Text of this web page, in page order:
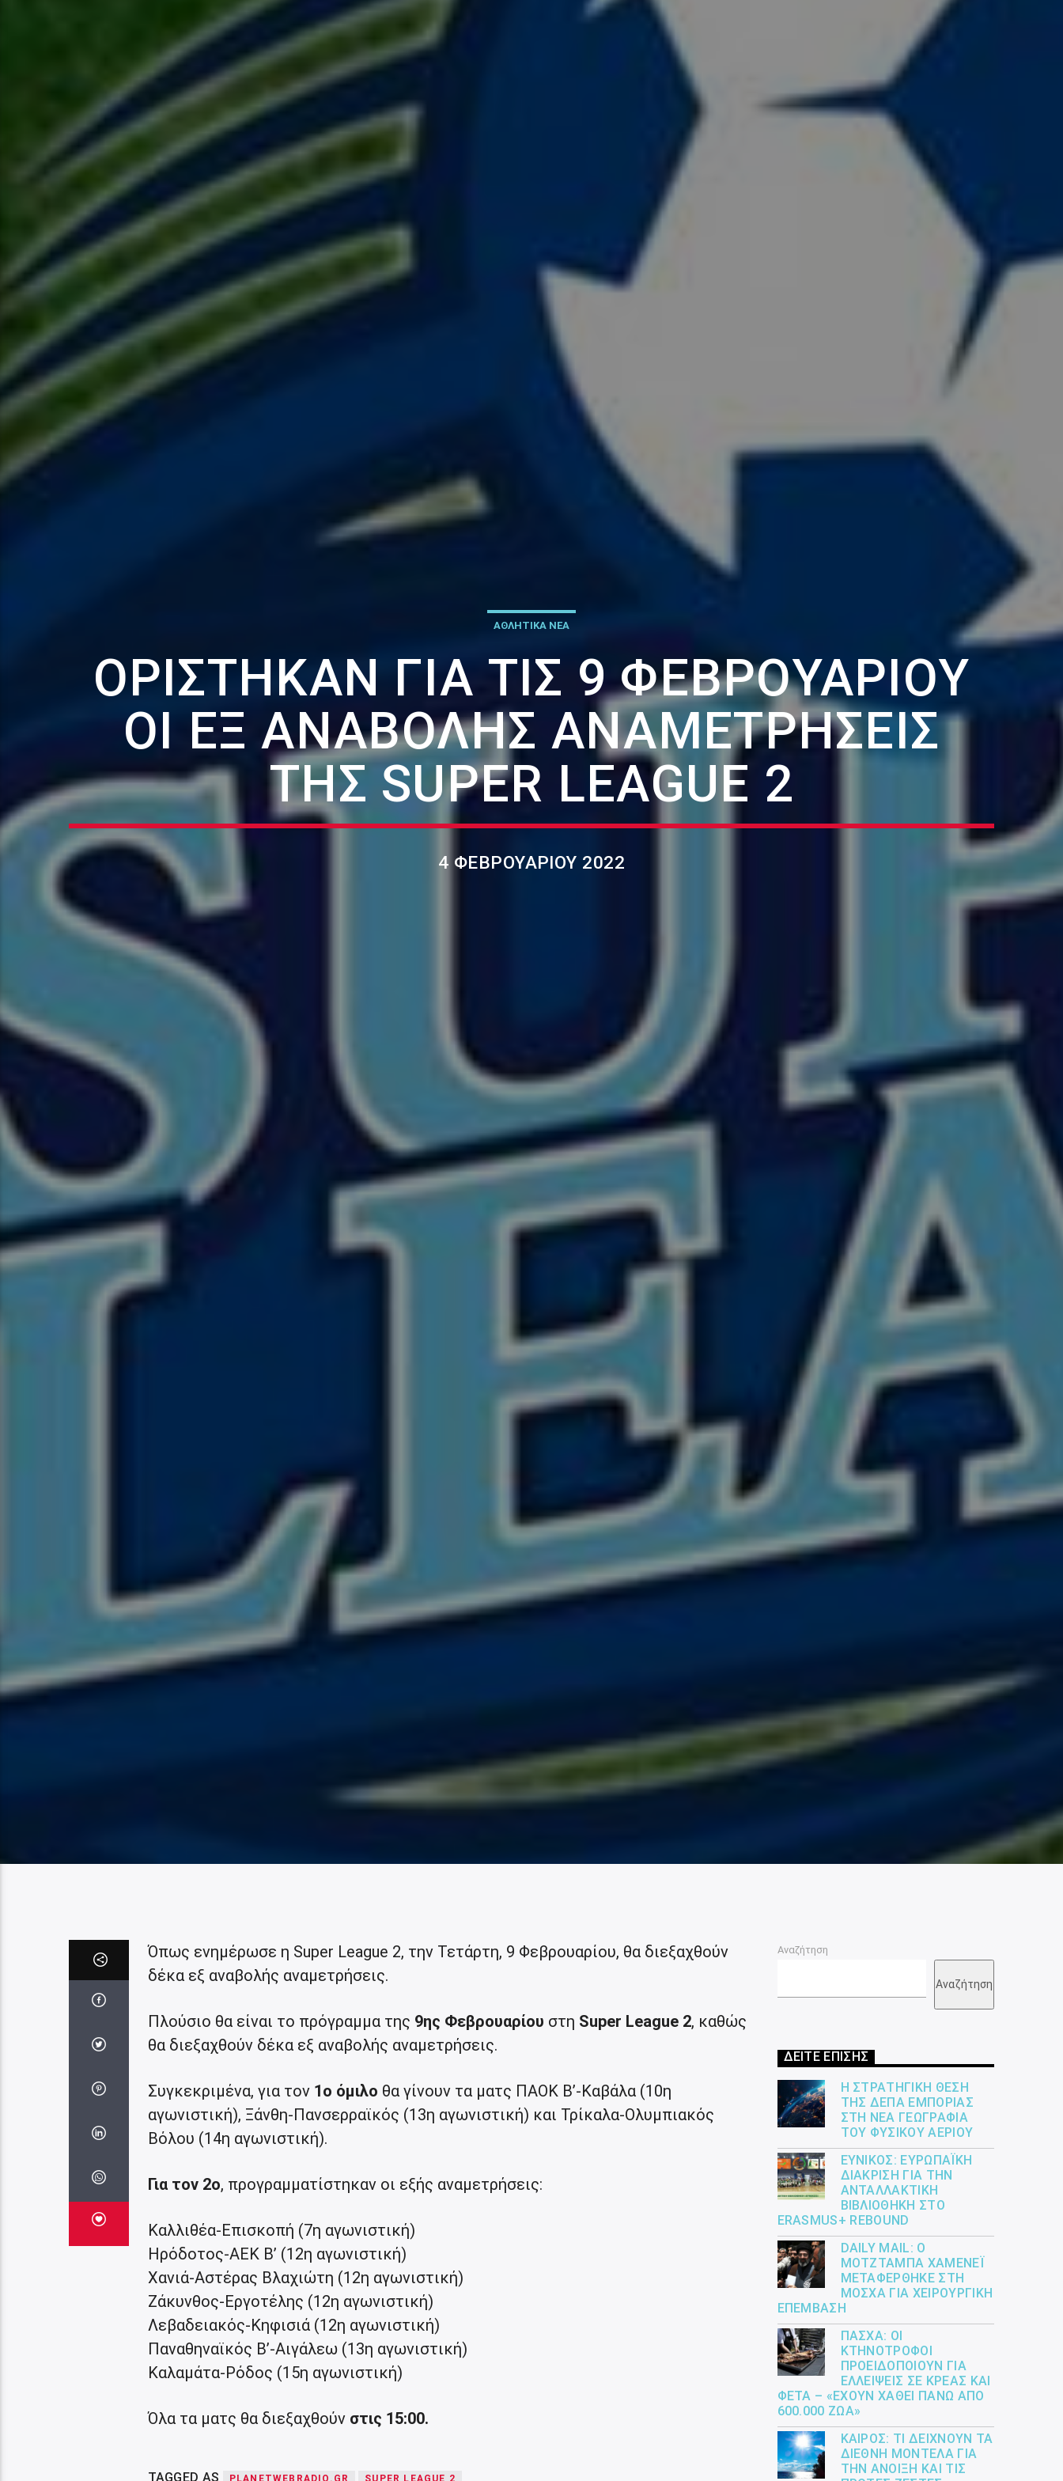
ΑΘΛΗΤΙΚΑ ΝΕΑ
ΟΡΊΣΤΗΚΑΝ ΓΙΑ ΤΙΣ 9 ΦΕΒΡΟΥΑΡΊΟΥ
ΟΙ ΕΞ ΑΝΑΒΟΛΉΣ ΑΝΑΜΕΤΡΉΣΕΙΣ
ΤΗΣ SUPER LEAGUE 2
4 ΦΕΒΡΟΥΑΡΊΟΥ 2022
Όπως ενημέρωσε η Super League 2, την Τετάρτη, 9 Φεβρουαρίου, θα διεξαχθούν
δέκα εξ αναβολής αναμετρήσεις.
Πλούσιο θα είναι το πρόγραμμα της 9ης Φεβρουαρίου στη Super League 2, καθώς
θα διεξαχθούν δέκα εξ αναβολής αναμετρήσεις.
Συγκεκριμένα, για τον 1ο όμιλο θα γίνουν τα ματς ΠΑΟΚ Β’-Καβάλα (10η
αγωνιστική), Ξάνθη-Πανσερραϊκός (13η αγωνιστική) και Τρίκαλα-Ολυμπιακός
Βόλου (14η αγωνιστική).
Για τον 2ο, προγραμματίστηκαν οι εξής αναμετρήσεις:
Καλλιθέα-Επισκοπή (7η αγωνιστική)
Ηρόδοτος-ΑΕΚ Β’ (12η αγωνιστική)
Χανιά-Αστέρας Βλαχιώτη (12η αγωνιστική)
Ζάκυνθος-Εργοτέλης (12η αγωνιστική)
Λεβαδειακός-Κηφισιά (12η αγωνιστική)
Παναθηναϊκός Β’-Αιγάλεω (13η αγωνιστική)
Καλαμάτα-Ρόδος (15η αγωνιστική)
Όλα τα ματς θα διεξαχθούν στις 15:00.
TAGGED AS PLANETWEBRADIO.GR SUPER LEAGUE 2
Αναζήτηση
Αναζήτηση
ΔΕΙΤΕ ΕΠΙΣΗΣ
Η ΣΤΡΑΤΗΓΙΚΉ ΘΈΣΗ
ΤΗΣ ΔΕΠΑ ΕΜΠΟΡΊΑΣ
ΣΤΗ ΝΈΑ ΓΕΩΓΡΑΦΊΑ
ΤΟΥ ΦΥΣΙΚΟΎ ΑΕΡΊΟΥ
ΕΎΝΙΚΟΣ: ΕΥΡΩΠΑΪΚΉ
ΔΙΆΚΡΙΣΗ ΓΙΑ ΤΗΝ
ΑΝΤΑΛΛΑΚΤΙΚΉ
ΒΙΒΛΙΟΘΉΚΗ ΣΤΟ
ERASMUS+ REBOUND
DAILY MAIL: Ο
ΜΟΤΖΤΆΜΠΑ ΧΑΜΕΝΕΪ́
ΜΕΤΑΦΈΡΘΗΚΕ ΣΤΗ
ΜΌΣΧΑ ΓΙΑ ΧΕΙΡΟΥΡΓΙΚΉ
ΕΠΈΜΒΑΣΗ
ΠΆΣΧΑ: ΟΙ
ΚΤΗΝΟΤΡΌΦΟΙ
ΠΡΟΕΙΔΟΠΟΙΟΎΝ ΓΙΑ
ΕΛΛΕΊΨΕΙΣ ΣΕ ΚΡΈΑΣ ΚΑΙ
ΦΈΤΑ – «ΈΧΟΥΝ ΧΑΘΕΊ ΠΆΝΩ ΑΠΌ
600.000 ΖΏΑ»
ΚΑΙΡΌΣ: ΤΙ ΔΕΊΧΝΟΥΝ ΤΑ
ΔΙΕΘΝΉ ΜΟΝΤΈΛΑ ΓΙΑ
ΤΗΝ ΆΝΟΙΞΗ ΚΑΙ ΤΙΣ